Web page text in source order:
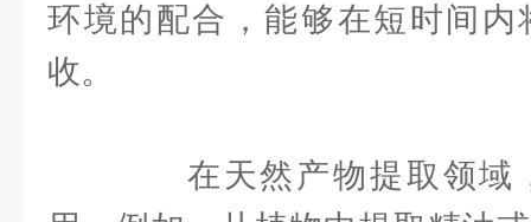
环境的配合，能够在短时间内
收。
在天然产物提取领域